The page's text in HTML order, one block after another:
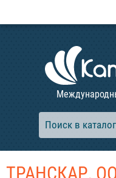
ТРАНСКАР,